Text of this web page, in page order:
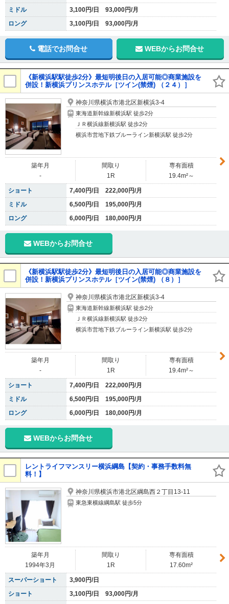
ミドル
3,100円/日 93,000円/月
ロング
3,100円/日 93,000円/月
電話でお問合せ WEBからお問合せ
《新横浜駅駅徒歩2分》最短明後日の入居可能◎商業施設を
併設！新横浜プリンスホテル［ツイン(禁煙) （２４）］
神奈川県横浜市港北区新横浜3-4
東海道新幹線新横浜駅 徒歩2分
ＪＲ横浜線新横浜駅 徒歩2分
横浜市営地下鉄ブルーライン新横浜駅 徒歩2分
築年月
-
間取り
1R
専有面積
19.4m²～
ショート
7,400円/日 222,000円/月
ミドル
6,500円/日 195,000円/月
ロング
6,000円/日 180,000円/月
WEBからお問合せ
《新横浜駅駅徒歩2分》最短明後日の入居可能◎商業施設を
併設！新横浜プリンスホテル［ツイン(禁煙) （８）］
神奈川県横浜市港北区新横浜3-4
東海道新幹線新横浜駅 徒歩2分
ＪＲ横浜線新横浜駅 徒歩2分
横浜市営地下鉄ブルーライン新横浜駅 徒歩2分
築年月
-
間取り
1R
専有面積
19.4m²～
ショート
7,400円/日 222,000円/月
ミドル
6,500円/日 195,000円/月
ロング
6,000円/日 180,000円/月
WEBからお問合せ
レントライフマンスリー横浜綱島【契約・事務手数料無
料！】
神奈川県横浜市港北区綱島西２丁目13-11
東急東横線綱島駅 徒歩5分
築年月
1994年3月
間取り
1R
専有面積
17.60m²
スーパーショート
3,900円/日
ショート
3,100円/日 93,000円/月